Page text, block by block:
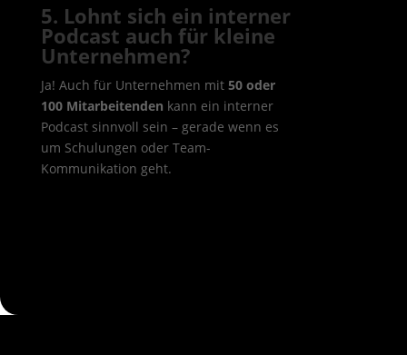
5. Lohnt sich ein interner
Podcast auch für kleine
Unternehmen?
Ja! Auch für Unternehmen mit 50 oder
100 Mitarbeitenden kann ein interner
Podcast sinnvoll sein – gerade wenn es
um Schulungen oder Team-
Kommunikation geht.